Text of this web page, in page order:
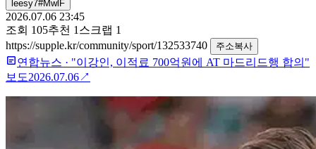
leesy7#MwlF
2026.07.06 23:45
조회 105추천 1 스크랩 1
https://supple.kr/community/sport/132533740
주소복사
연합뉴스 · "이강인, 이적료 700억원에 AT 마드리드행 합의"
보도2026.07.06↗